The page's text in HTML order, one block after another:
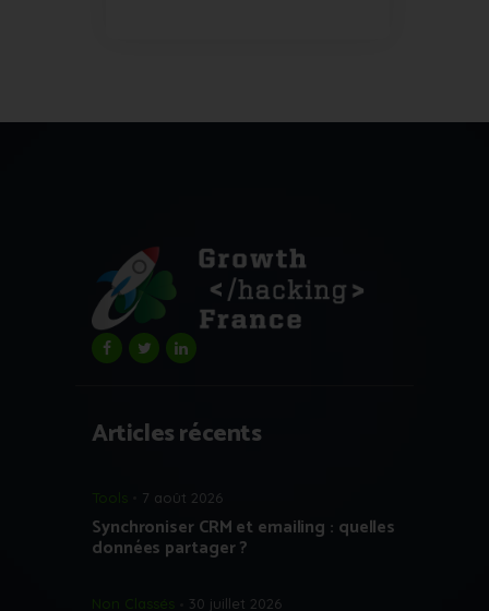
Articles récents
Tools 7 août 2026
Synchroniser CRM et emailing : quelles
données partager ?
Non Classés 30 juillet 2026